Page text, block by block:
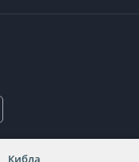
Кибла